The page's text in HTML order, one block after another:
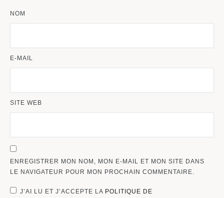
NOM
E-MAIL
SITE WEB
ENREGISTRER MON NOM, MON E-MAIL ET MON SITE DANS
LE NAVIGATEUR POUR MON PROCHAIN COMMENTAIRE.
J’AI LU ET J’ACCEPTE LA POLITIQUE DE